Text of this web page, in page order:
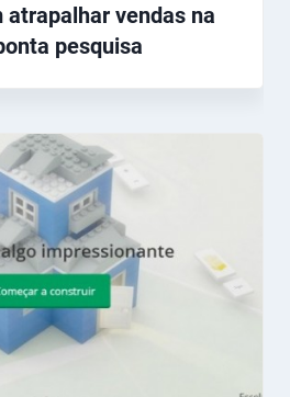
atrapalhar vendas na
pesquisa